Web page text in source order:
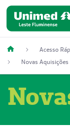
Acesso
Novas Aquisições